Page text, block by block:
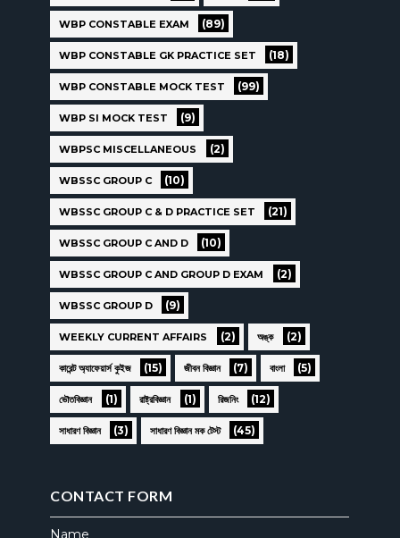
WBP CONSTABLE EXAM (89)
WBP CONSTABLE GK PRACTICE SET (18)
WBP CONSTABLE MOCK TEST (99)
WBP SI MOCK TEST (9)
WBPSC MISCELLANEOUS (2)
WBSSC GROUP C (10)
WBSSC GROUP C & D PRACTICE SET (21)
WBSSC GROUP C AND D (10)
WBSSC GROUP C AND GROUP D EXAM (2)
WBSSC GROUP D (9)
WEEKLY CURRENT AFFAIRS (2) অঙ্ক (2)
কারেন্ট অ্যাফেয়ার্স কুইজ (15) জীবন বিজ্ঞান (7) বাংলা (5)
ভৌতবিজ্ঞান (1) রাষ্ট্রবিজ্ঞান (1) রিজনিং (12)
সাধারণ বিজ্ঞান (3) সাধারণ বিজ্ঞান মক টেস্ট (45)
CONTACT FORM
Name